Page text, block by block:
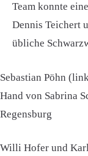
Team konnte
Dennis Teichert
übliche
Sebastian Pöhn
Hand von Sabrina
Regensburg
Willi Hofer und